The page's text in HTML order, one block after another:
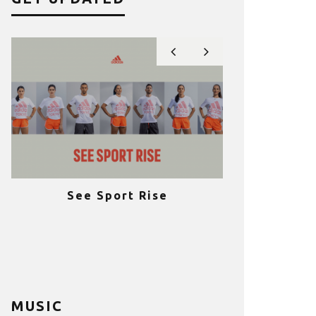
See Sport Rise
MUSIC